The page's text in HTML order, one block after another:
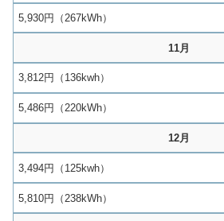
5,930円（267kWh）
11月
3,812円（136kwh）
5,486円（220kWh）
12月
3,494円（125kwh）
5,810円（238kWh）